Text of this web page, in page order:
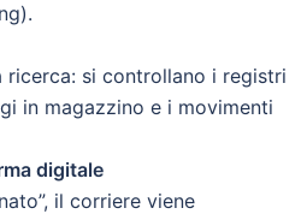
ricerca: si controllano i registri
in magazzino e i movimenti
digitale
il corriere viene